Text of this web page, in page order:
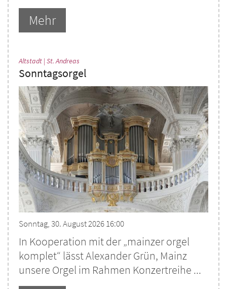
Mehr
Altstadt | St. Andreas
Sonntagsorgel
Sonntag, 30. August 2026 16:00
In Kooperation mit der „mainzer orgel
komplet“ lässt Alexander Grün, Mainz
unsere Orgel im Rahmen Konzertreihe ...